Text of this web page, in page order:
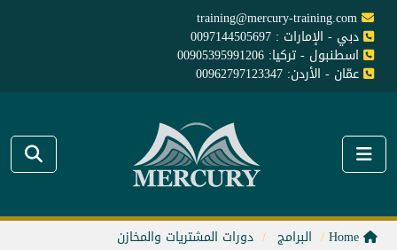
training@mercury-training.com
دبي - الإمارات : 0097144505697
اسطنبول - تركيا: 00905395991206
عمّان - الأردن: 00962797123347
البرامج دورات المشتريات والمخازن